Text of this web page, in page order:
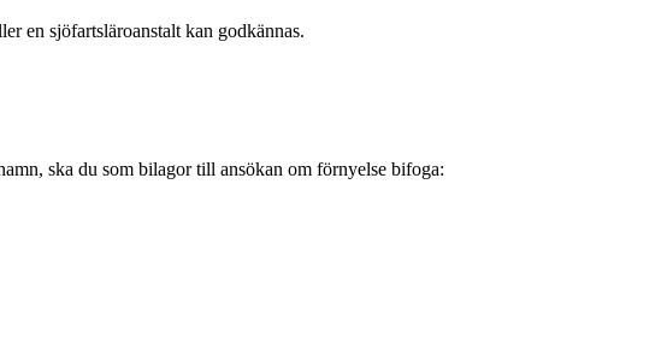
en sjöfartsläroanstalt kan godkännas.
ska du som bilagor till ansökan om förnyelse bifoga: